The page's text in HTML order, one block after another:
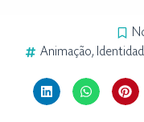
Animação,